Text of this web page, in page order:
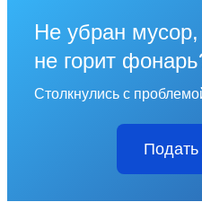
Не убран
не горит
Столкнулись с